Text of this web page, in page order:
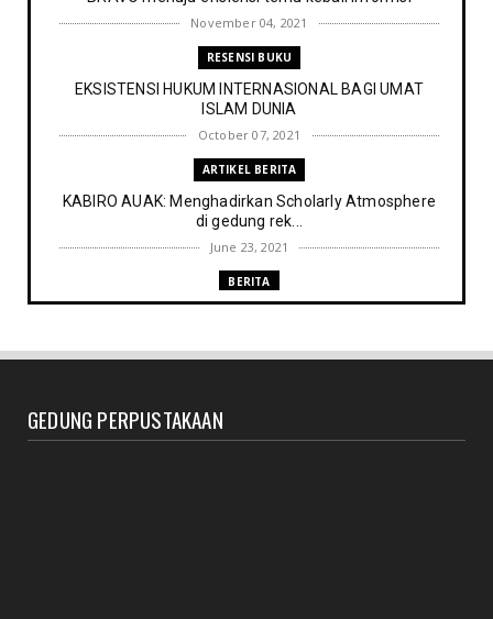
November 04, 2021
RESENSI BUKU
EKSISTENSI HUKUM INTERNASIONAL BAGI UMAT
ISLAM DUNIA
October 07, 2021
ARTIKEL BERITA
KABIRO AUAK: Menghadirkan Scholarly Atmosphere
di gedung rek...
June 23, 2021
BERITA
June 06, 2021
Proker UPT. Perpustakaan IAIN Parepare menuju
perpustakaan ...
GEDUNG PERPUSTAKAAN